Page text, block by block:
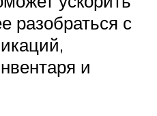
разобраться с
и